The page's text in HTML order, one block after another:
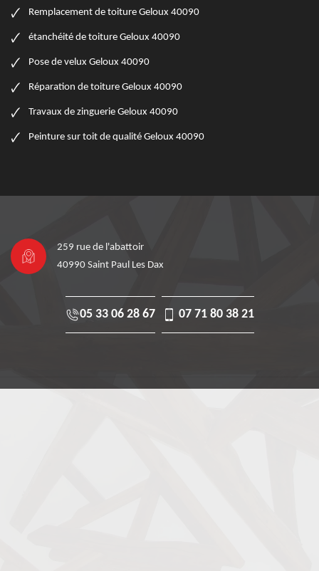
Remplacement de toiture Geloux 40090
étanchéité de toiture Geloux 40090
Pose de velux Geloux 40090
Réparation de toiture Geloux 40090
Travaux de zinguerie Geloux 40090
Peinture sur toit de qualité Geloux 40090
259 rue de l'abattoir
40990 Saint Paul Les Dax
05 33 06 28 67 07 71 80 38 21